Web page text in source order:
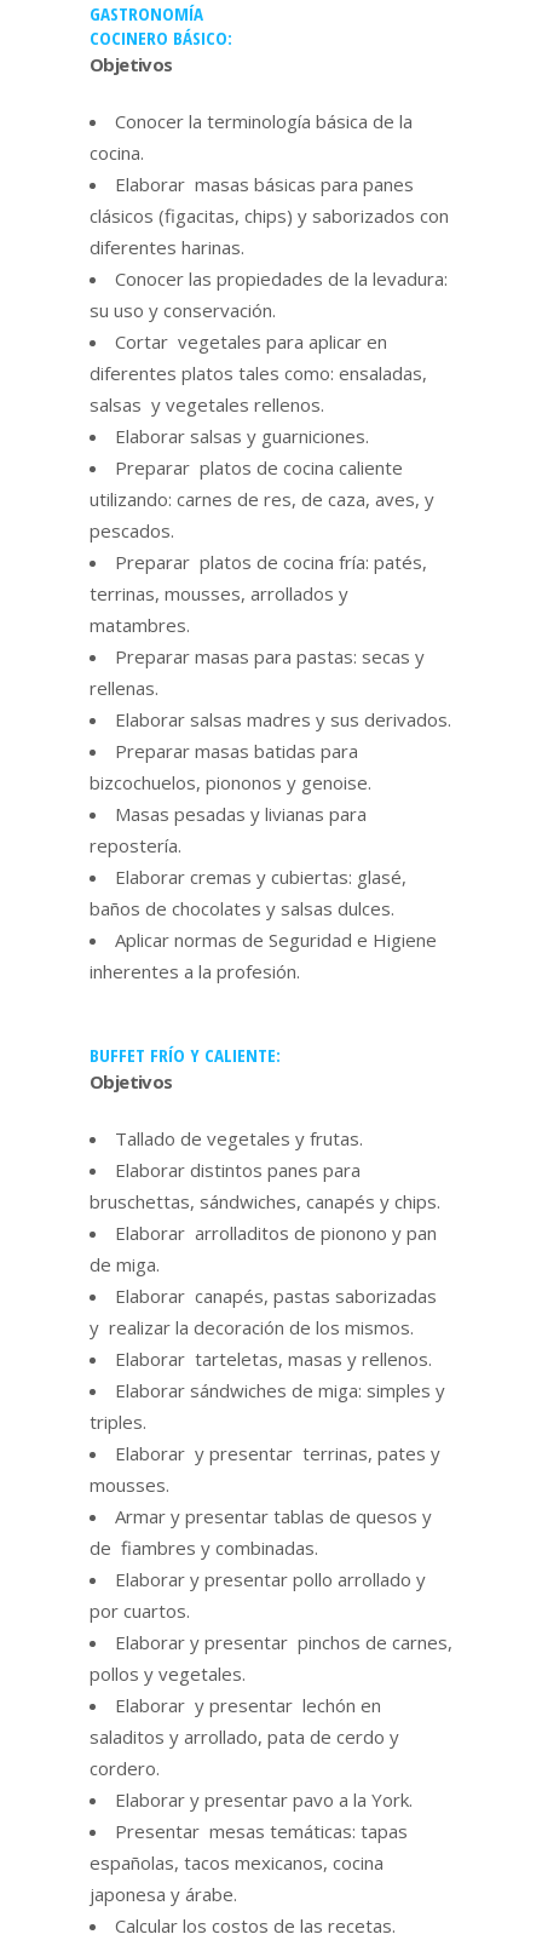
GASTRONOMÍA
COCINERO BÁSICO:
Objetivos
Conocer la terminología básica de la
cocina.
Elaborar masas básicas para panes
clásicos (figacitas, chips) y saborizados con
diferentes harinas.
Conocer las propiedades de la levadura:
su uso y conservación.
Cortar vegetales para aplicar en
diferentes platos tales como: ensaladas,
salsas y vegetales rellenos.
Elaborar salsas y guarniciones.
Preparar platos de cocina caliente
utilizando: carnes de res, de caza, aves, y
pescados.
Preparar platos de cocina fría: patés,
terrinas, mousses, arrollados y
matambres.
Preparar masas para pastas: secas y
rellenas.
Elaborar salsas madres y sus derivados.
Preparar masas batidas para
bizcochuelos, piononos y genoise.
Masas pesadas y livianas para
repostería.
Elaborar cremas y cubiertas: glasé,
baños de chocolates y salsas dulces.
Aplicar normas de Seguridad e Higiene
inherentes a la profesión.
BUFFET FRÍO Y CALIENTE:
Objetivos
Tallado de vegetales y frutas.
Elaborar distintos panes para
bruschettas, sándwiches, canapés y chips.
Elaborar arrolladitos de pionono y pan
de miga.
Elaborar canapés, pastas saborizadas
y realizar la decoración de los mismos.
Elaborar tarteletas, masas y rellenos.
Elaborar sándwiches de miga: simples y
triples.
Elaborar y presentar terrinas, pates y
mousses.
Armar y presentar tablas de quesos y
de fiambres y combinadas.
Elaborar y presentar pollo arrollado y
por cuartos.
Elaborar y presentar pinchos de carnes,
pollos y vegetales.
Elaborar y presentar lechón en
saladitos y arrollado, pata de cerdo y
cordero.
Elaborar y presentar pavo a la York.
Presentar mesas temáticas: tapas
españolas, tacos mexicanos, cocina
japonesa y árabe.
Calcular los costos de las recetas.